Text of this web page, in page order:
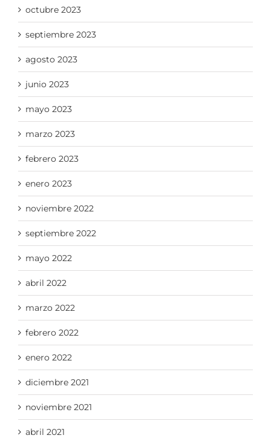
octubre 2023
septiembre 2023
agosto 2023
junio 2023
mayo 2023
marzo 2023
febrero 2023
enero 2023
noviembre 2022
septiembre 2022
mayo 2022
abril 2022
marzo 2022
febrero 2022
enero 2022
diciembre 2021
noviembre 2021
abril 2021